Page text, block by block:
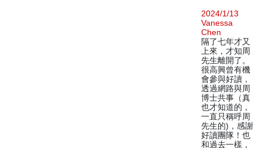
2024/1/13
Vanessa
Chen
隔了七年才又
上來，才知周
先生離開了。
很高興曾有機
會參與好讀，
透過網路與周
博士共事（真
也才知道的，
一直只稱呼周
先生的)，感謝
好讀團隊！也
和過去一樣，